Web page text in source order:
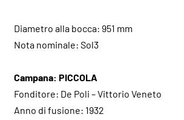
Diametro alla bocca: 951 mm
Nota nominale: Sol3
Campana: PICCOLA
Fonditore: De Poli – Vittorio Veneto
Anno di fusione: 1932